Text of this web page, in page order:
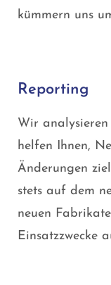
kümmern uns
Reporting
Wir
helfen Ihnen,
Änderungen
stets auf dem
neuen
Einsatzzwecke